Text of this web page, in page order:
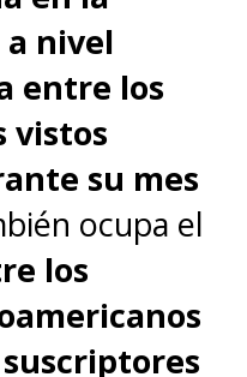
nivel
entre los
vistos
su mes
ocupa el
los